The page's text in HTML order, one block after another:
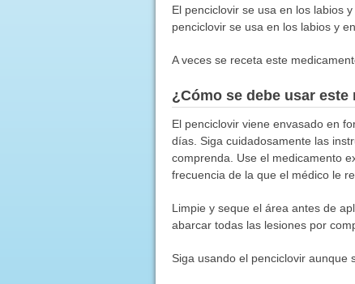
El penciclovir se usa en los labios
penciclovir se usa en los labios y
A veces se receta este
¿Cómo se debe usar este
El penciclovir viene envasado en
días. Siga cuidadosamente las
comprenda. Use el medicamento
frecuencia de la que el médico le
Limpie y seque el área antes de
abarcar todas las lesiones por
Siga usando el penciclovir aunque